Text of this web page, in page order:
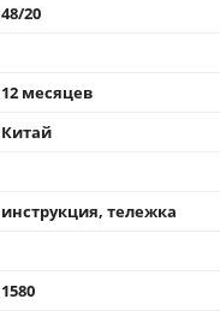
48/20
12 месяцев
Китай
инструкция, тележка
1580